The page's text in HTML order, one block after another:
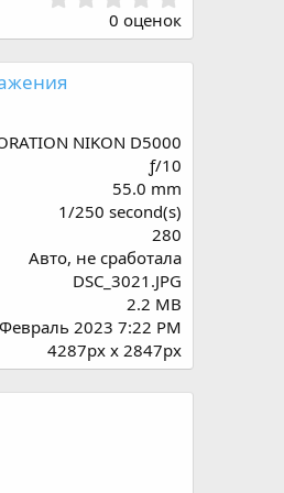
.
0
0
0 оценок
NIKON D5000
ƒ/10
55.0 mm
1/250 second(s)
280
Авто, не сработала
DSC_3021.JPG
2.2 MB
2023 7:22 PM
4287px x 2847px